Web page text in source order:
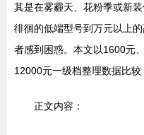
其是在雾霾天、花粉季或新
徘徊的低端型号到万元以上
者感到困惑。本文以1600元
12000元一级档整理数据比
正文内容：